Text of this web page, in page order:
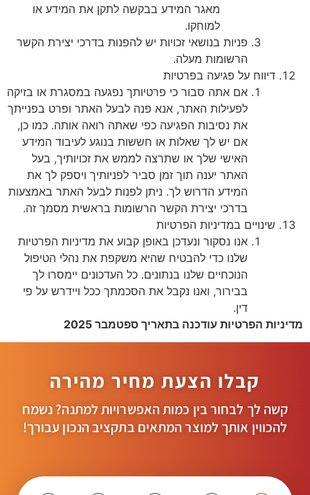
מאגר המידע בבקשה לתקן את המידע או
למוחקו.
פניות בנושאי זכויות יש להפנות בדרכי יצירת הקשר
הרשומות מעלה.
דיווח על פגיעה בפרטיות
אם אתה סבור כי פרטיותך נפגעה במסגרת או בזיקה
לפעילות האתר, אנא פנה לבעל האתר ופרט בפנייתך
את נסיבות הפגיעה כפי שאתה רואה אותה. כמו כן,
אם יש לך שאלות או חששות בנוגע לעיבוד המידע
האישי שלך או שתרצה לממש את זכויותיך, בעל
האתר יענה תוך זמן סביר לפניותיך ויספק לך את
המידע הדרוש לך. ניתן לפנות לבעל האתר באמצעות
בדרכי יצירת הקשר הרשומות בראשית מסמך זה.
שינויים במדיניות הפרטיות
אנו נסקור ונעדכן באופן קבוע את מדיניות הפרטיות
שלנו כדי להבטיח שהיא משקפת את נהלי הטיפול
הנוכחיים שלנו בנתונים. כל העדכונים יימסרו לך
בבירור, ואנו נקבל את הסכמתך ככל ויידרש על פי
דין.
מדיניות הפרטיות עודכנה בתאריך ספטמבר 2025
קבלו הצעת מחיר מהירה
קשה לך לבחור בין כמות האפשרויות למתנה? נשמח
להכווין אותך למוצר המתאים בתקציב הנכון עבורך!